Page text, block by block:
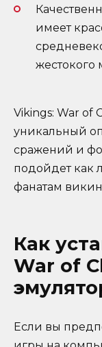
имеет
жестокого
Vikings: War of
уникальный
сражений и
подойдет как
фанатам
Как
War of
Если вы